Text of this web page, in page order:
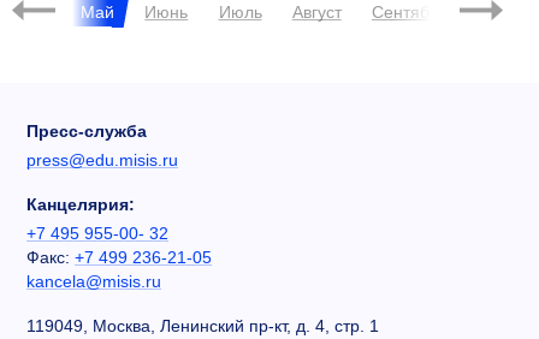
Май Июнь Июль Август Сентябрь
Пресс-служба
press@edu.misis.ru
Канцелярия:
+7 495 955-00- 32
Факс: +7 499 236-21-05
kancela@misis.ru
119049, Москва, Ленинский пр-кт, д. 4, стр. 1